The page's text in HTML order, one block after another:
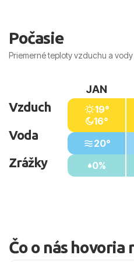
Počasie
Priemerné teploty vzduchu a
Vzduch
Voda
Zrážky
JAN
19°
16°
20°
0%
Čo o nás hovoria